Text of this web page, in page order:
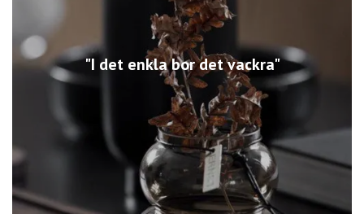
"I det enkla bor det vackra"